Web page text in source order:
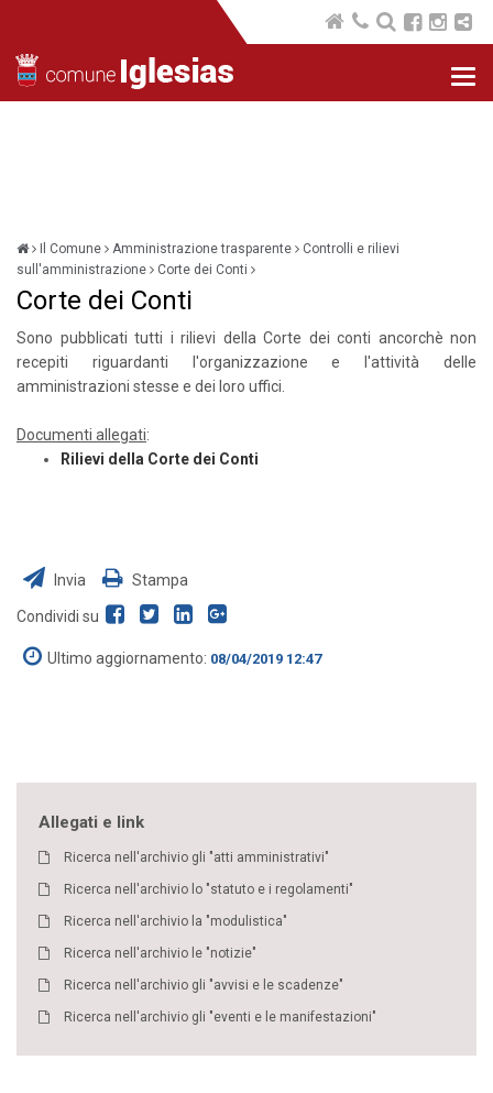
Il Comune Amministrazione trasparente
Controlli e rilievi
sull'amministrazione
Corte dei Conti
Corte dei Conti
Sono pubblicati tutti i rilievi della Corte dei conti ancorchè non
recepiti riguardanti l'organizzazione e l'attività delle
amministrazioni stesse e dei loro uffici.
Documenti allegati:
Rilievi della Corte dei Conti
Invia Stampa
Condividi su
Ultimo aggiornamento: 08/04/2019 12:47
Allegati e link
Ricerca nell'archivio gli "atti amministrativi"
Ricerca nell'archivio lo "statuto e i regolamenti"
Ricerca nell'archivio la "modulistica"
Ricerca nell'archivio le "notizie"
Ricerca nell'archivio gli "avvisi e le scadenze"
Ricerca nell'archivio gli "eventi e le manifestazioni"